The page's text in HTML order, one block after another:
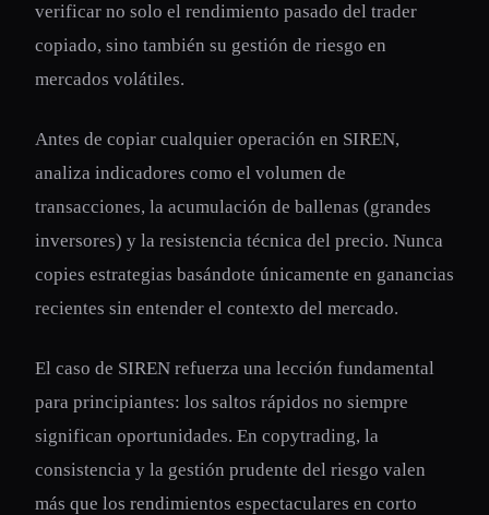
verificar no solo el rendimiento pasado del trader
copiado, sino también su gestión de riesgo en
mercados volátiles.
Antes de copiar cualquier operación en SIREN,
analiza indicadores como el volumen de
transacciones, la acumulación de ballenas (grandes
inversores) y la resistencia técnica del precio. Nunca
copies estrategias basándote únicamente en ganancias
recientes sin entender el contexto del mercado.
El caso de SIREN refuerza una lección fundamental
para principiantes: los saltos rápidos no siempre
significan oportunidades. En copytrading, la
consistencia y la gestión prudente del riesgo valen
más que los rendimientos espectaculares en corto